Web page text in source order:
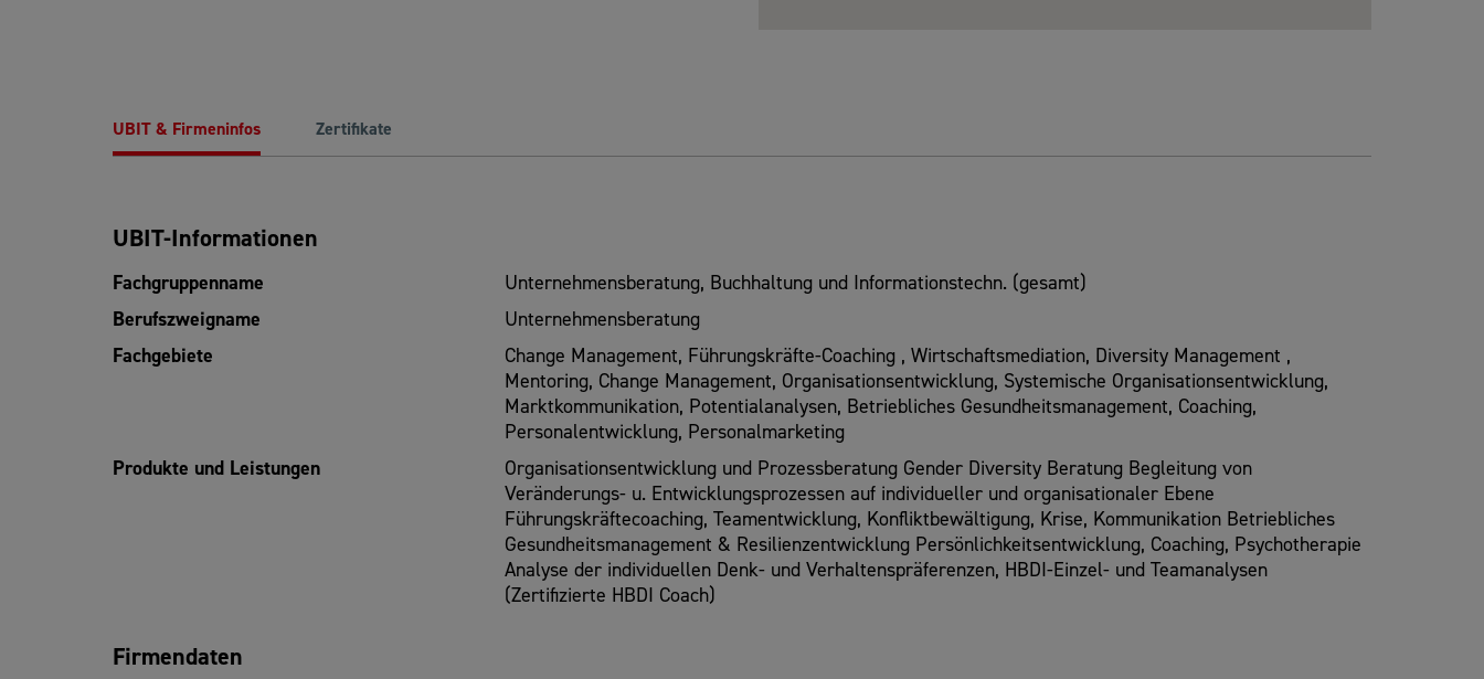
UBIT & Firmeninfos Zertifikate
UBIT-Informationen
Fachgruppenname
Unternehmensberatung, Buchhaltung und Informationstechn. (gesamt)
Berufszweigname
Unternehmensberatung
Fachgebiete
Change Management, Führungskräfte-Coaching , Wirtschaftsmediation, Diversity Management ,
Mentoring, Change Management, Organisationsentwicklung, Systemische Organisationsentwicklung,
Marktkommunikation, Potentialanalysen, Betriebliches Gesundheitsmanagement, Coaching,
Personalentwicklung, Personalmarketing
Produkte und Leistungen
Organisationsentwicklung und Prozessberatung Gender Diversity Beratung Begleitung von
Veränderungs- u. Entwicklungsprozessen auf individueller und organisationaler Ebene
Führungskräftecoaching, Teamentwicklung, Konfliktbewältigung, Krise, Kommunikation Betriebliches
Gesundheitsmanagement & Resilienzentwicklung Persönlichkeitsentwicklung, Coaching, Psychotherapie
Analyse der individuellen Denk- und Verhaltenspräferenzen, HBDI-Einzel- und Teamanalysen
(Zertifizierte HBDI Coach)
Firmendaten